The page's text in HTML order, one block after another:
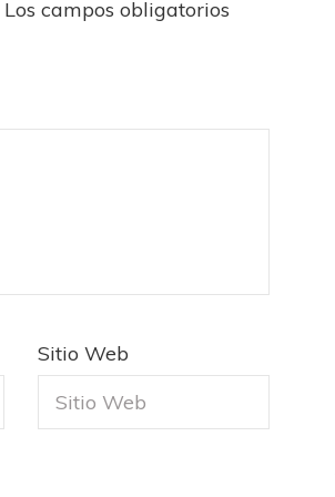
Los campos obligatorios
Sitio Web